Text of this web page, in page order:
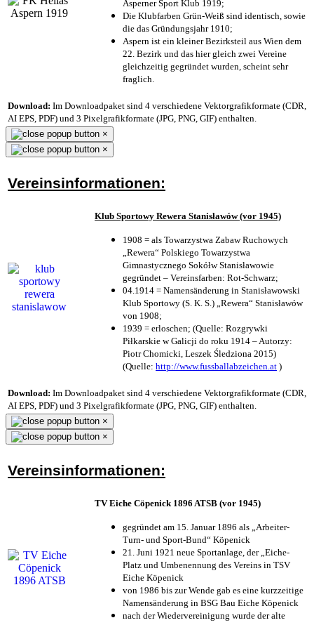
Asperner Sport Klub 1919;
Die Klubfarben Grün-Weiß sind identisch, sowie
die das Gründungsjahr 1910;
Aspern ist ein kleiner Bezirksteil aus Wien dem
22. Bezirk und das hier gleich zwei Vereine
gleichzeitig gegründet wurden, scheint sehr
fraglich.
Download: Im Downloadpaket sind 4 verschiedene Vektorgrafikformate (CDR,
AI EPS, PDF) und 3 Pixelgrafikformate (JPG, PNG, GIF) enthalten.
×
×
Vereinsinformationen:
Klub Sportowy Rewera Stanisławów (vor 1945)
1908 = als Towarzystwa Zabaw Ruchowych
„Rewera“ Polskiego Towarzystwa
Gimnastycznego Sokółw Stanisławowie
gegründet – Vereinsfarben: Rot-Schwarz;
04.1914 = Namensänderung in Stanisławowski
Klub Sportowy (S. K. S.) „Rewera“ Stanisławów
von 1908;
1939 = erloschen; (Quelle: Rozgrywki
Piłkarskie w Galicji do roku 1914 – Autorzy:
Piotr Chomicki, Leszek Śledziona 2015)
(Quelle: http://www.fussballabzeichen.at )
Download: Im Downloadpaket sind 4 verschiedene Vektorgrafikformate (CDR,
AI EPS, PDF) und 3 Pixelgrafikformate (JPG, PNG, GIF) enthalten.
×
×
Vereinsinformationen:
TV Eiche Cöpenick 1896 ATSB (vor 1945)
gegründet am 15. Januar 1896 als „Arbeiter-
Turn- und Sport-Bund“ Köpenick
21. Juni 1921 neue Sportanlage, der „Eiche-
Platz und Umbenennung des Vereins in TSV
Eiche Köpenick
von 1986 bis zur Wende gab es eine kurzzeitige
Namensänderung in BSG Bau Eiche Köpenick
nach der Wiedervereinigung wurde der alte